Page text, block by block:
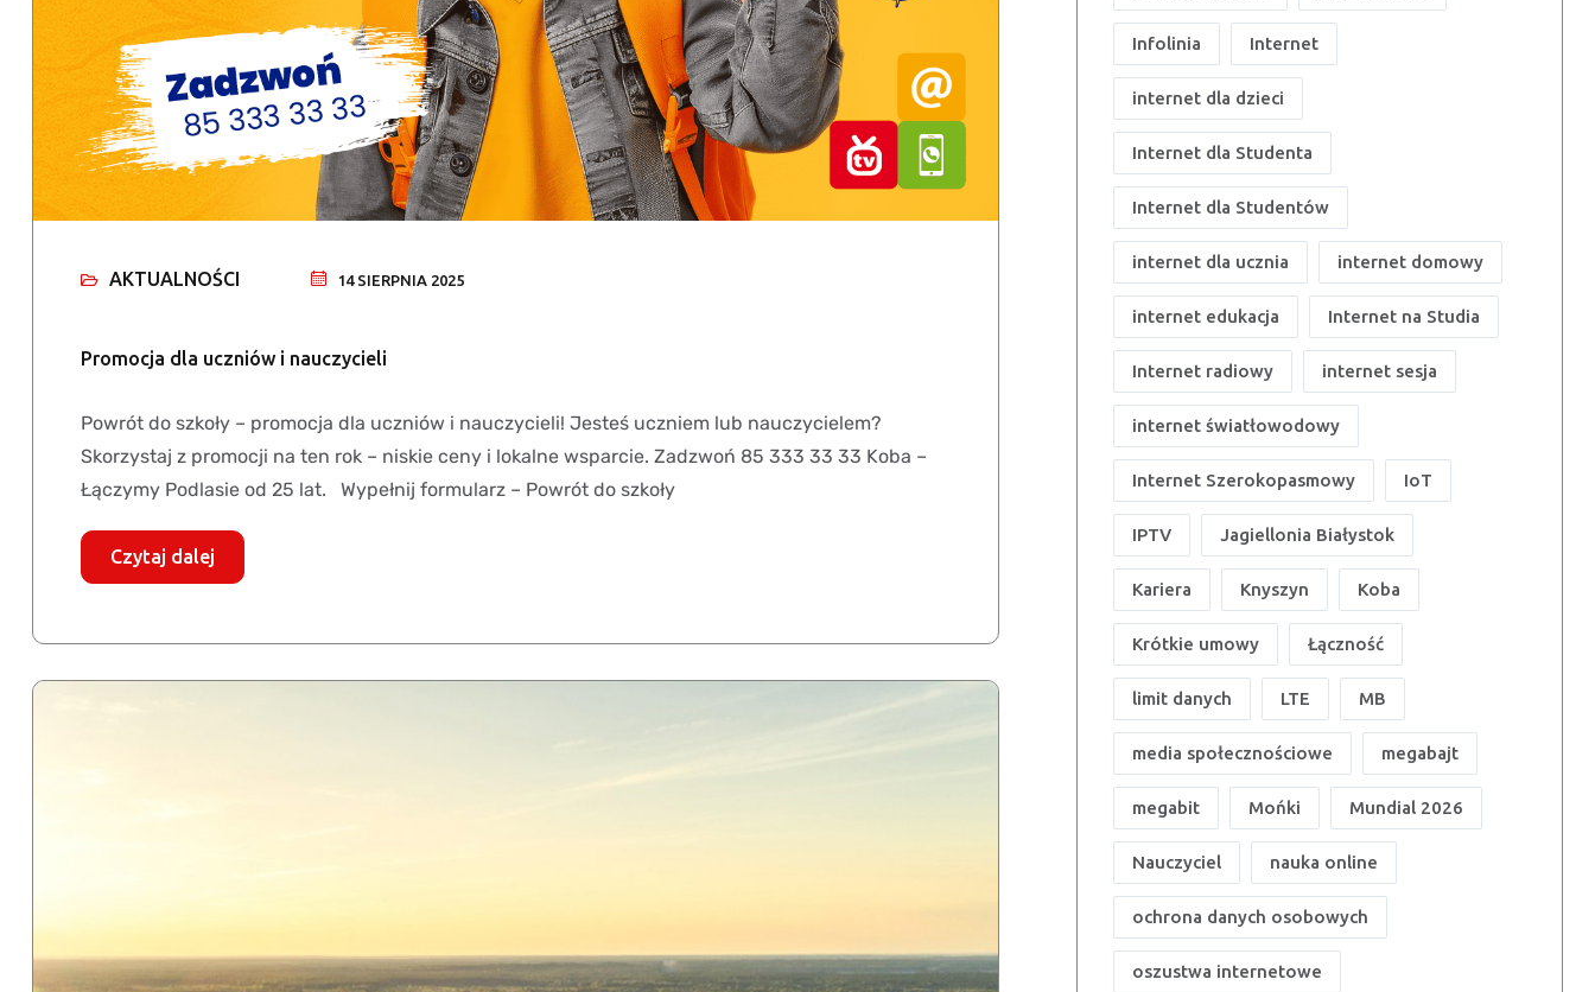
AKTUALNOŚCI 14 SIERPNIA 2025
Promocja dla uczniów i nauczycieli
Powrót do szkoły – promocja dla uczniów i nauczycieli! Jesteś uczniem lub nauczycielem?
Skorzystaj z promocji na ten rok – niskie ceny i lokalne wsparcie. Zadzwoń 85 333 33 33 Koba –
Łączymy Podlasie od 25 lat. Wypełnij formularz – Powrót do szkoły
Czytaj dalej
Infolinia Internet
internet dla dzieci
Internet dla Studenta
Internet dla Studentów
internet dla ucznia internet domowy
internet edukacja Internet na Studia
Internet radiowy internet sesja
internet światłowodowy
Internet Szerokopasmowy IoT
IPTV Jagiellonia Białystok
Kariera Knyszyn Koba
Krótkie umowy Łączność
limit danych LTE MB
media społecznościowe megabajt
megabit Mońki Mundial 2026
Nauczyciel nauka online
ochrona danych osobowych
oszustwa internetowe